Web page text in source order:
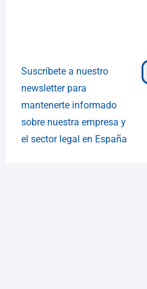
Suscríbete a nuestro
newsletter para
mantenerte informado
sobre nuestra empresa y
el sector legal en España